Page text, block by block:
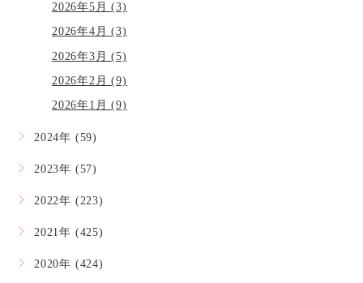
2026年5月 (3)
2026年4月 (3)
2026年3月 (5)
2026年2月 (9)
2026年1月 (9)
2024年 (59)
2023年 (57)
2022年 (223)
2021年 (425)
2020年 (424)